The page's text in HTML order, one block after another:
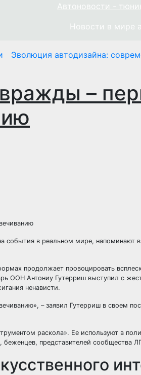
Автоновости -
Новости в мире
Эволюция автодизайна:
–
в реальном мире, напоминают
продолжает провоцировать
ООН Антониу Гутерриш выступил с
ненависти.
– заявил Гутерриш в своем
раскола». Ее используют в
представителей сообщества